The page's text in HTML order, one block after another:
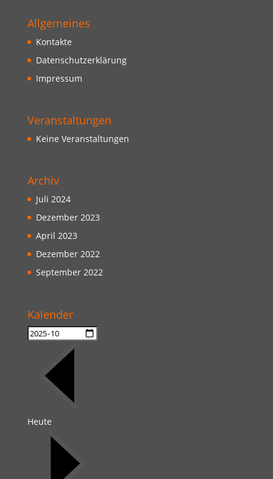
Allgemeines
Kontakte
Datenschutzerklärung
Impressum
Veranstaltungen
Keine Veranstaltungen
Archiv
Juli 2024
Dezember 2023
April 2023
Dezember 2022
September 2022
Kalender
Heute